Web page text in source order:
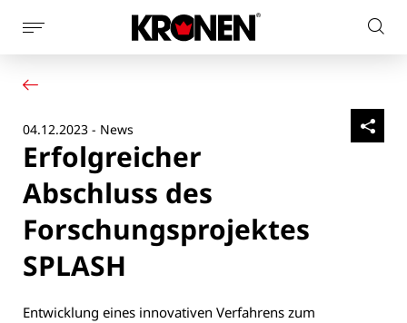
Seitennaviagtion
anzeigen
Unsere Lösungen
Aktuelles
Unternehmen
Kontakt
04.12.2023 - News
Erfolgreicher
Abschluss des
Forschungsprojektes
SPLASH
Entwicklung eines innovativen Verfahrens zum